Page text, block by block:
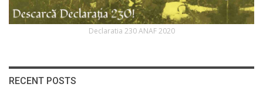
Declaratia 230 ANAF 2020
RECENT POSTS